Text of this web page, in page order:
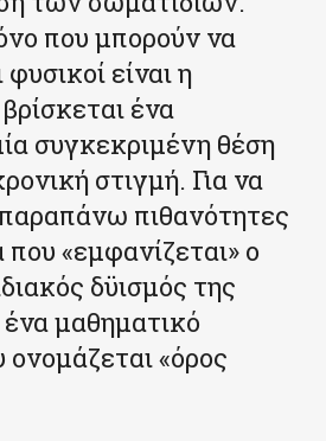
που μπορούν να
είναι η
ένα
συγκεκριμένη θέση
στιγμή. Για να
πιθανότητες
«εμφανίζεται» ο
δϋισμός της
μαθηματικό
«όρος